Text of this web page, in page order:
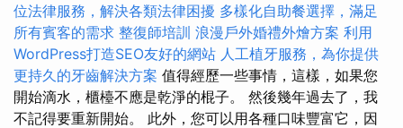
位法律服務，解決各類法律困擾 多樣化自助餐選擇，滿足
所有賓客的需求 整復師培訓 浪漫戶外婚禮外燴方案 利用
WordPress打造SEO友好的網站 人工植牙服務，為你提供
更持久的牙齒解決方案 值得經歷一些事情，這樣，如果您
開始滴水，櫃檯不應是乾淨的棍子。 然後幾年過去了，我
不記得要重新開始。 此外，您可以用各種口味豐富它，因